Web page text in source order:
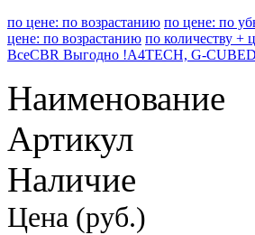
по цене: по возрастанию по цене: по
цене: по возрастанию по количеству +
ВсеCBR Выгодно !A4TECH, G-CUBE
Наименование
Артикул
Наличие
Цена (руб.)